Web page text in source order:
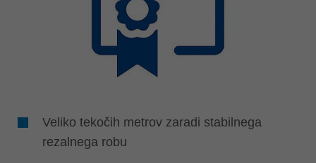
Veliko tekočih metrov zaradi stabilnega
rezalnega robu